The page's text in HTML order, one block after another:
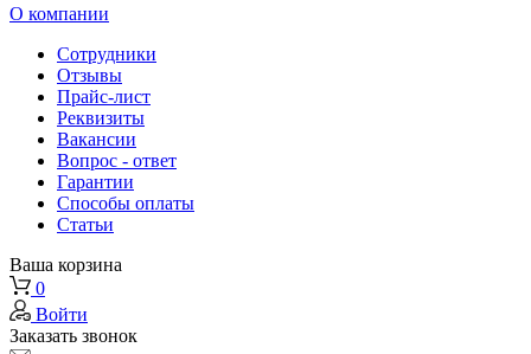
О компании
Сотрудники
Отзывы
Прайс-лист
Реквизиты
Вакансии
Вопрос - ответ
Гарантии
Способы оплаты
Статьи
Ваша корзина
0
Войти
Заказать звонок